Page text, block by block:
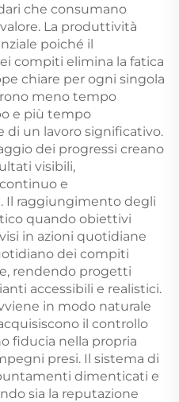
che consumano
La produttività
poiché il
compiti elimina la fatica
chiare per ogni singola
meno tempo
e più tempo
di un lavoro significativo.
dei progressi creano
visibili,
e
Il raggiungimento degli
quando obiettivi
in azioni quotidiane
dei compiti
rendendo progetti
accessibili e realistici.
in modo naturale
il controllo
fiducia nella propria
presi. Il sistema di
dimenticati e
sia la reputazione